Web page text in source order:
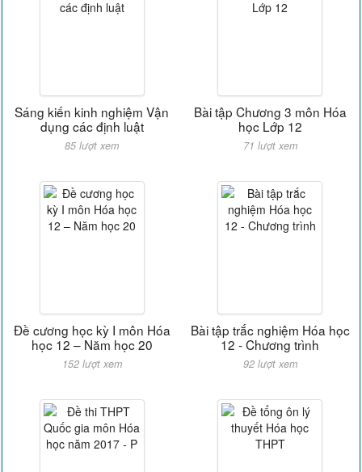
Sáng kiến kinh nghiệm Vận
dụng các định luật
85 lượt xem
Bài tập Chương 3 môn Hóa
học Lớp 12
71 lượt xem
Đề cương học kỳ I môn Hóa
học 12 – Năm học 20
152 lượt xem
Bài tập trắc nghiệm Hóa học
12 - Chương trình
92 lượt xem